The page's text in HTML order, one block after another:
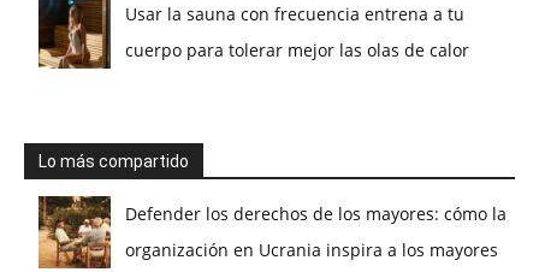
Usar la sauna con frecuencia entrena a tu
cuerpo para tolerar mejor las olas de calor
Lo más compartido
Defender los derechos de los mayores: cómo la
organización en Ucrania inspira a los mayores